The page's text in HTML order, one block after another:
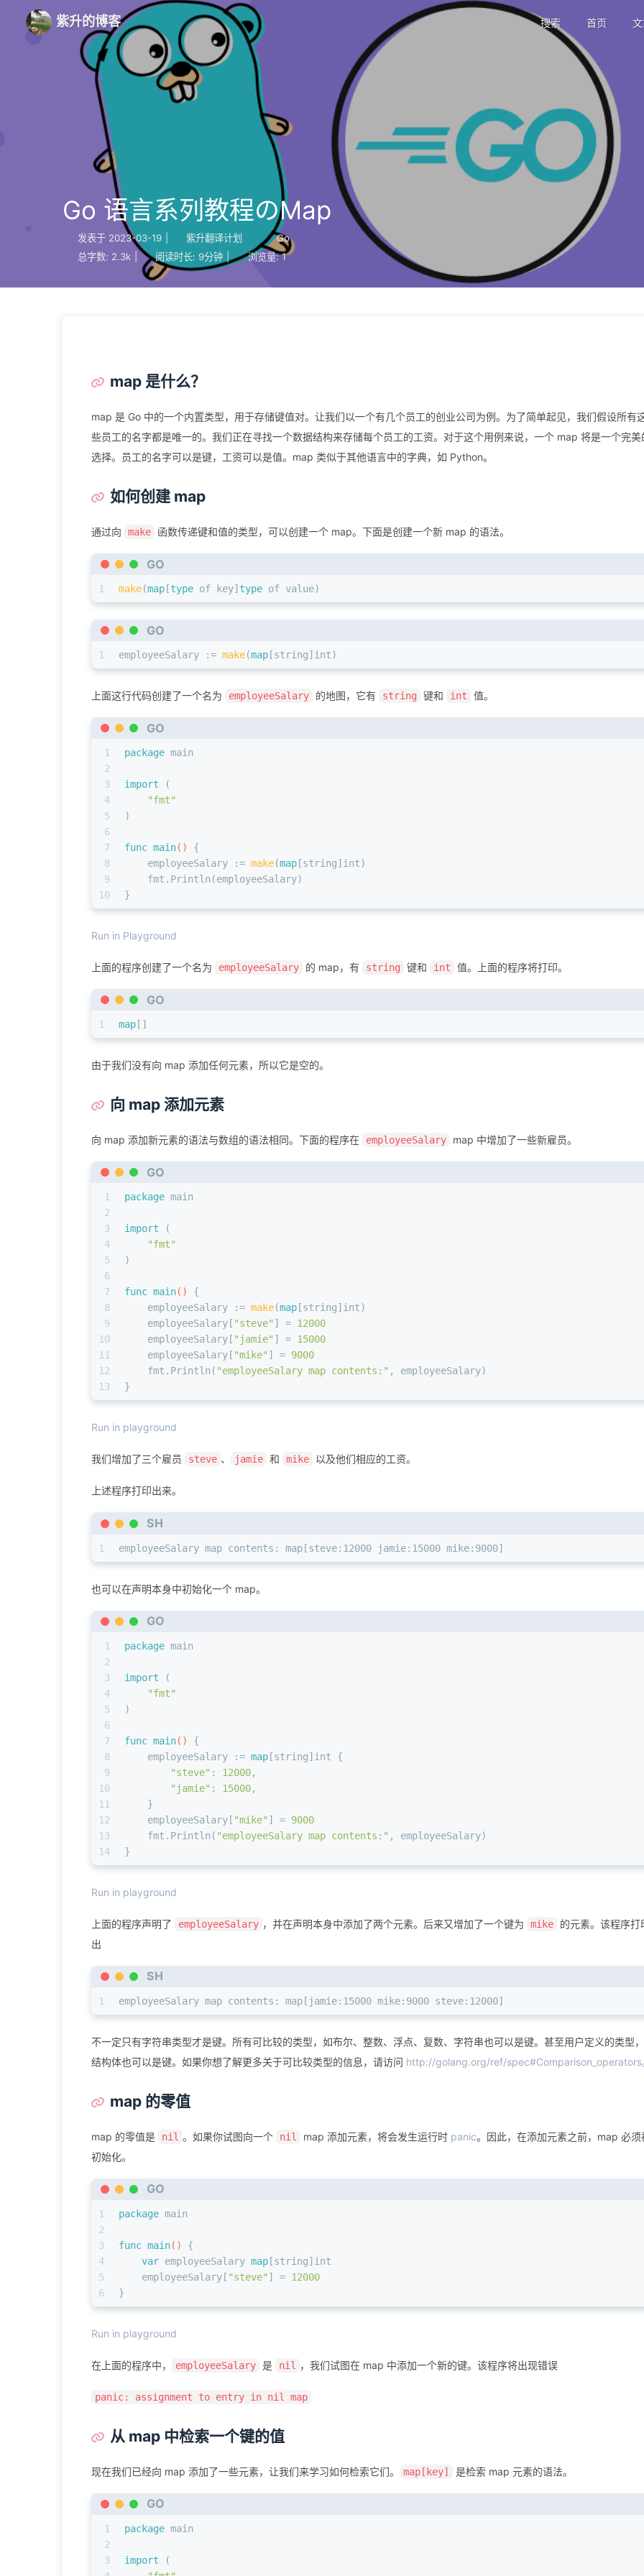
紫升的博客 搜索 首页
Go 语言系列教程のMap
发表于 2023-03-19 紫升翻译计划
Go
总字数: 2.3k 阅读时长: 9分钟 浏览量: 1
map 是什么？
map 是 Go 中的一个内置类型，用于存储键值对。让我们以一个有几个员工的创业公司为例。为了简单起见，我们假设所有
些员工的名字都是唯一的。我们正在寻找一个数据结构来存储每个员工的工资。对于这个用例来说，一个 map 将是一个完美
选择。员工的名字可以是键，工资可以是值。map 类似于其他语言中的字典，如 Python。
如何创建 map
通过向 make 函数传递键和值的类型，可以创建一个 map。下面是创建一个新 map 的语法。
GO
1 make(map [type of key] type of value)
GO
1 employeeSalary := make(map [string] int)
上面这行代码创建了一个名为 employeeSalary 的地图，它有 string 键和 int 值。
GO
1
2
3
4
5
6
7
8
9
10
package main
import (
"fmt"
)
func main()
{
    employeeSalary :=
make(map [string] int)
    fmt.Println(employeeSalary)
}
Run in Playground
上面的程序创建了一个名为 employeeSalary 的 map，有 string 键和 int 值。上面的程序将打印。
GO
1 map []
由于我们没有向 map 添加任何元素，所以它是空的。
向 map 添加元素
向 map 添加新元素的语法与数组的语法相同。下面的程序在 employeeSalary map 中增加了一些新雇员。
GO
1
2
3
4
5
6
7
8
9
10
11
12
13
package main
import (
"fmt"
)
func main()
{
    employeeSalary :=
make(map [string] int)
    employeeSalary[
"steve" ] = 12000
    employeeSalary[
"jamie" ] = 15000
    employeeSalary[
"mike" ] = 9000
    fmt.Println(
"employeeSalary map contents:" , employeeSalary)
}
Run in playground
我们增加了三个雇员 steve 、 jamie 和 mike 以及他们相应的工资。
上述程序打印出来。
SH
1 employeeSalary map contents: map[steve:12000 jamie:15000 mike:9000]
也可以在声明本身中初始化一个 map。
GO
1
2
3
4
5
6
7
8
9
10
11
12
13
14
package main
import (
"fmt"
)
func main()
{
    employeeSalary :=
map [string] int {
"steve" : 12000,
"jamie" : 15000,
    }
    employeeSalary[
"mike" ] = 9000
    fmt.Println(
"employeeSalary map contents:" , employeeSalary)
}
Run in playground
上面的程序声明了 employeeSalary ，并在声明本身中添加了两个元素。后来又增加了一个键为 mike
的元素。该程序打
出
SH
1 employeeSalary map contents: map[jamie:15000 mike:9000 steve:12000]
不一定只有字符串类型才是键。所有可比较的类型，如布尔、整数、浮点、复数、字符串也可以是键。甚至用户定义的类型
结构体也可以是键。如果你想了解更多关于可比较类型的信息，请访问 http://golang.org/ref/spec#Comparison_operators
map 的零值
map 的零值是 nil 。如果你试图向一个 nil map 添加元素，将会发生运行时 panic。因此，在添加元素之前，map 必须
初始化。
GO
1
2
3
4
5
6
package main
func main()
{
var employeeSalary map [string] int
    employeeSalary[
"steve" ] = 12000
}
Run in playground
在上面的程序中， employeeSalary 是 nil ，我们试图在 map 中添加一个新的键。该程序将出现错误
panic: assignment to entry in nil map
从 map 中检索一个键的值
现在我们已经向 map 添加了一些元素，让我们来学习如何检索它们。 map[key] 是检索 map 元素的语法。
GO
1
2
3
package main
import (